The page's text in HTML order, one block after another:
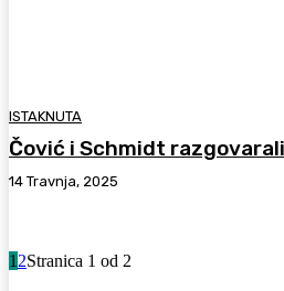
ISTAKNUTA
Čović i Schmidt
14 Travnja, 2025
1 2Stranica 1 od 2